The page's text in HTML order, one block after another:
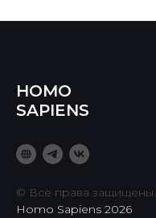
HOMO
SAPIENS
© Все права защищены.
Homo Sapiens 2026